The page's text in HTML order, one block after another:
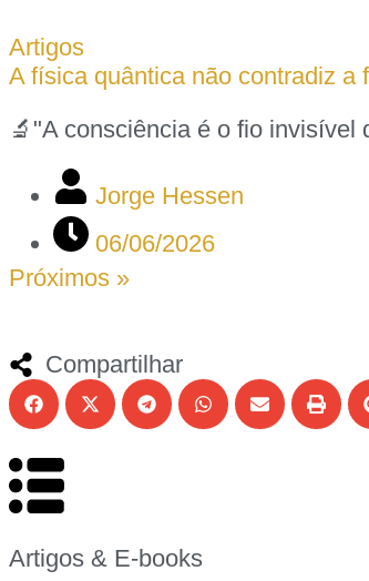
Artigos
A física quântica não contradiz a
🔬"A consciência é o fio
Jorge Hessen
06/06/2026
Próximos »
Compartilhar
Artigos & E-books